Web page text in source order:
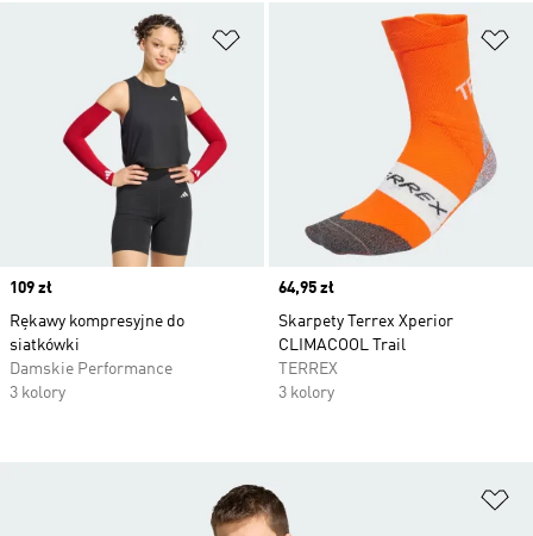
Dodaj do listy życzeń
Price
109 zł
Rękawy kompresyjne do
siatkówki
Damskie Performance
3 kolory
Price
64,95 zł
Skarpety Terrex Xperior
CLIMACOOL Trail
TERREX
3 kolory